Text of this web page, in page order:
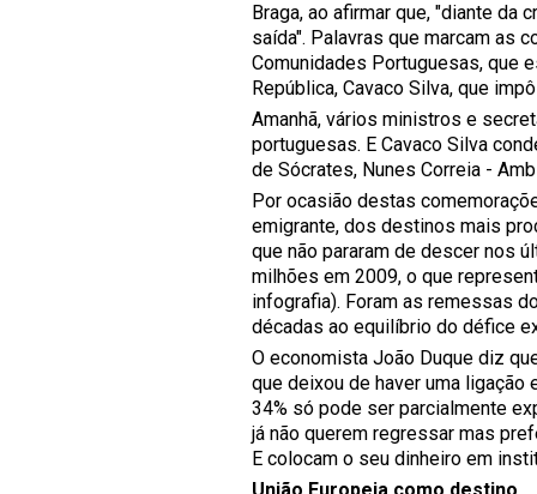
Braga, ao afirmar que, "diante da
saída". Palavras que marcam as
Comunidades Portuguesas, que
República, Cavaco Silva, que
Amanhã, vários ministros e
portuguesas. E Cavaco Silva
de Sócrates, Nunes Correia -
Por ocasião destas
emigrante, dos destinos mais
que não pararam de descer nos
milhões em 2009, o que
infografia). Foram as remessas
décadas ao equilíbrio do défice
O economista João Duque diz
que deixou de haver uma
34% só pode ser parcialmente
já não querem regressar mas
E colocam o seu dinheiro em